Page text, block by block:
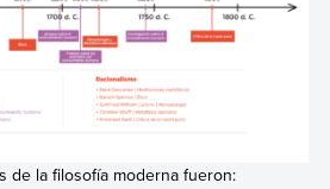
de la filosofía moderna fueron: